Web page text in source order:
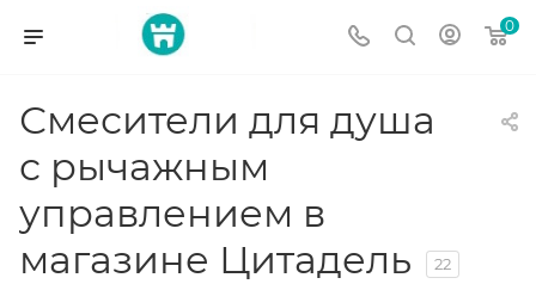
0
Смесители для душа
с рычажным
управлением в
магазине Цитадель
22